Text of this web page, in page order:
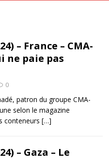
– France – CMA-
ne paie pas
0
patron du groupe CMA-
selon le magazine
conteneurs […]
– Gaza – Le